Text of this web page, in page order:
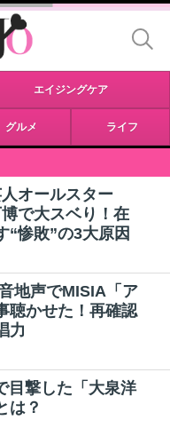
エイジングケア
グルメ ライフ
オールスター
で大スベり！在
“惨敗”の3大原因
地声でMISIA「ア
聴かせた！再確認
力
目撃した「大泉洋
は？